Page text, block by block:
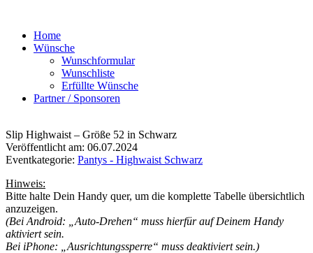
Home
Wünsche
Wunschformular
Wunschliste
Erfüllte Wünsche
Partner / Sponsoren
Slip Highwaist – Größe 52 in Schwarz
Veröffentlicht am: 06.07.2024
Eventkategorie: Pantys - Highwaist Schwarz
Hinweis:
Bitte halte Dein Handy quer, um die komplette Tabelle übersichtlich
anzuzeigen.
(Bei Android: „Auto-Drehen“ muss hierfür auf Deinem Handy
aktiviert sein.
Bei iPhone: „Ausrichtungssperre“ muss deaktiviert sein.)